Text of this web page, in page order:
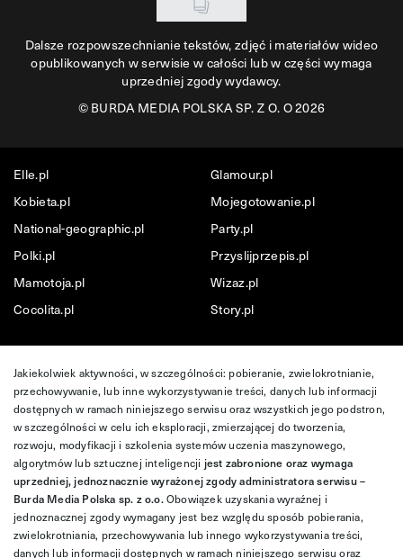
Dalsze rozpowszechnianie tekstów, zdjęć i materiałów wideo
opublikowanych w serwisie w całości lub w części wymaga
uprzedniej zgody wydawcy.
©BURDA MEDIA POLSKA SP. Z O. O 2026
Elle.pl
Glamour.pl
Kobieta.pl
Mojegotowanie.pl
National-geographic.pl
Party.pl
Polki.pl
Przyslijprzepis.pl
Mamotoja.pl
Wizaz.pl
Cocolita.pl
Story.pl
Jakiekolwiek aktywności, w szczególności: pobieranie, zwielokrotnianie,
przechowywanie, lub inne wykorzystywanie treści, danych lub informacji
dostępnych w ramach niniejszego serwisu oraz wszystkich jego podstron,
w szczególności w celu ich eksploracji, zmierzającej do tworzenia,
rozwoju, modyfikacji i szkolenia systemów uczenia maszynowego,
algorytmów lub sztucznej inteligencji jest zabronione oraz wymaga
uprzedniej, jednoznacznie wyrażonej zgody administratora serwisu –
Burda Media Polska sp. z o.o.Obowiązek uzyskania wyraźnej i
jednoznacznej zgody wymagany jest bez względu sposób pobierania,
zwielokrotniania, przechowywania lub innego wykorzystywania treści,
danych lub informacji dostępnych w ramach niniejszego serwisu oraz